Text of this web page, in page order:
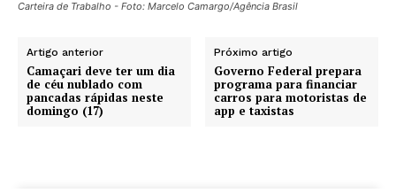
Carteira de Trabalho - Foto: Marcelo Camargo/Agência Brasil
Artigo anterior
Camaçari deve ter um dia
de céu nublado com
pancadas rápidas neste
domingo (17)
Próximo artigo
Governo Federal prepara
programa para financiar
carros para motoristas de
app e taxistas